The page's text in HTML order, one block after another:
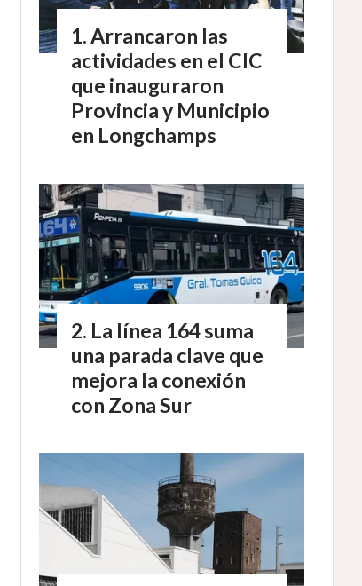
Arrancaron las
actividades en el CIC
que inauguraron
Provincia y Municipio
en Longchamps
La línea 164 suma
una parada clave que
mejora la conexión
con Zona Sur